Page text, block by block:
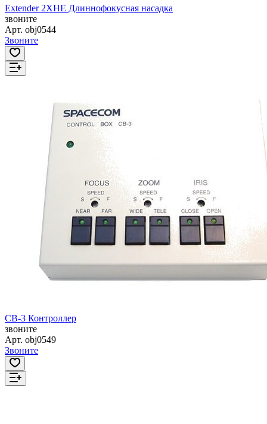
Extender 2XHE Длиннофокусная насадка
звоните
Арт. obj0544
Звоните
CB-3 Контроллер
звоните
Арт. obj0549
Звоните